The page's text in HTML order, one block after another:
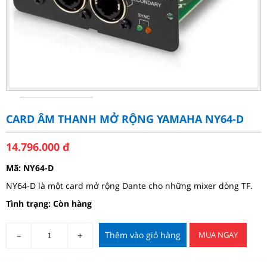
CARD ÂM THANH MỞ RỘNG YAMAHA NY64-D
14.796.000 đ
Mã: NY64-D
NY64-D là một card mở rộng Dante cho những mixer dòng TF.
Tình trạng: Còn hàng
– + Thêm vào giỏ hàng MUA NGAY